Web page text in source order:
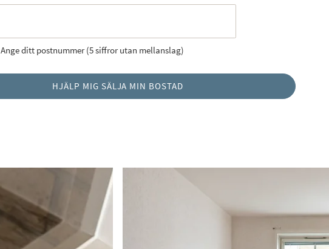
Ange ditt postnummer (5 siffror utan mellanslag)